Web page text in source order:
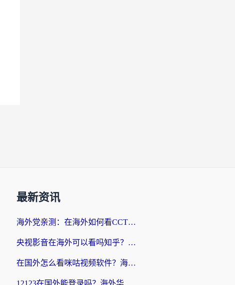
最新资讯
海外党亲测：在海外如何看CCTV？告别“仅限大陆播放”的实用指南
央视影音在海外可以看吗知乎？留学生亲测：3步解决地域限制+追剧自由
在国外怎么看咪咕视频软件？海外党亲测有效的回国加速方案